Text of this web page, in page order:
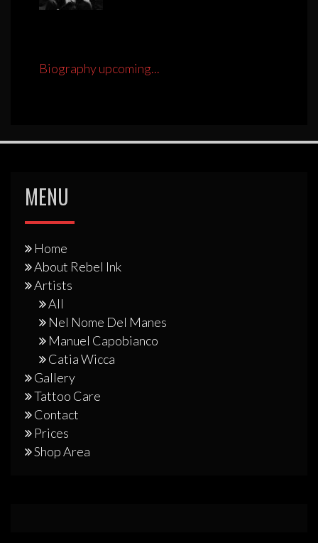
Biography upcoming...
MENU
Home
About Rebel Ink
Artists
All
Nel Nome Del Manes
Manuel Capobianco
Catia Wicca
Gallery
Tattoo Care
Contact
Prices
Shop Area